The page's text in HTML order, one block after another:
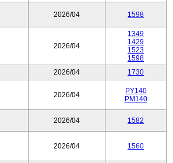
2026/04 1598
2026/04
1349
1429
1523
1598
2026/04 1730
2026/04
PY140
PM140
2026/04 1582
2026/04 1560